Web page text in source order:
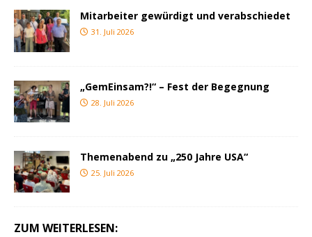
Mitarbeiter gewürdigt und verabschiedet
31. Juli 2026
„GemEinsam?!“ – Fest der Begegnung
28. Juli 2026
Themenabend zu „250 Jahre USA“
25. Juli 2026
ZUM WEITERLESEN: